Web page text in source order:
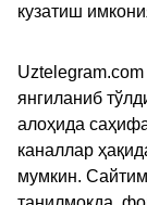
кузатиш
янгиланиб
алоҳида
каналлар
мумкин.